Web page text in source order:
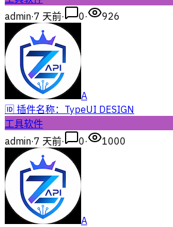
admin·7 天前· 0· 926
A
🆔 插件名称：TypeUI DESIGN
工具软件
admin·7 天前· 0· 1000
A